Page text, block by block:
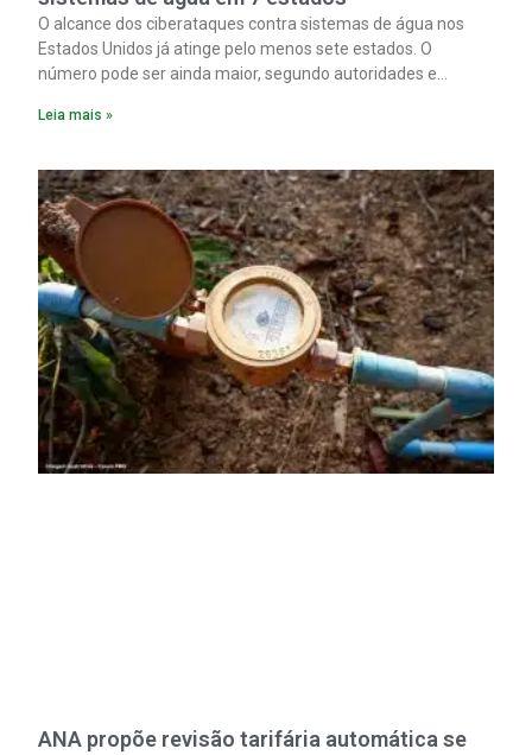
O alcance dos ciberataques contra sistemas de água nos
Estados Unidos já atinge pelo menos sete estados. O
número pode ser ainda maior, segundo autoridades e
para proteger o abastecimento de água do país contra uma
Leia mais »
ANA propõe revisão tarifária automática se